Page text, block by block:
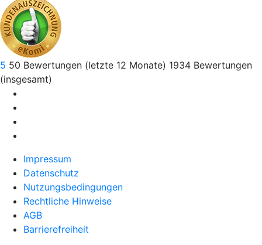
5 50 Bewertungen (letzte 12 Monate) 1934 Bewertungen
(insgesamt)
Impressum
Datenschutz
Nutzungsbedingungen
Rechtliche Hinweise
AGB
Barrierefreiheit